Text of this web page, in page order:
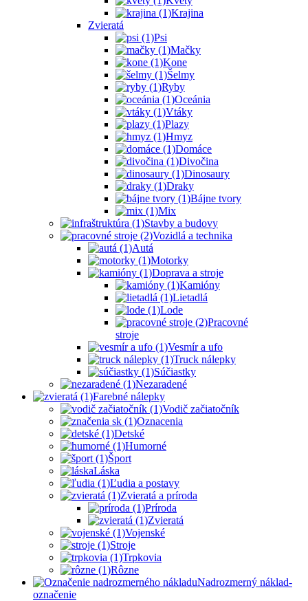
Krajina
Zvieratá
Psi
Mačky
Kone
Šelmy
Ryby
Oceánia
Vtáky
Plazy
Hmyz
Domáce
Divočina
Dinosaury
Draky
Bájne tvory
Mix
Stavby a budovy
Vozidlá a technika
Autá
Motorky
Doprava a stroje
Kamióny
Lietadlá
Lode
Pracovné
stroje
Vesmír a ufo
Truck nálepky
Súčiastky
Nezaradené
Farebné nálepky
Vodič začiatočník
Oznacenia
Detské
Humorné
Šport
Láska
Ľudia a postavy
Zvieratá a príroda
Príroda
Zvieratá
Vojenské
Stroje
Trpkovia
Rôzne
Nadrozmerný náklad-
označenie